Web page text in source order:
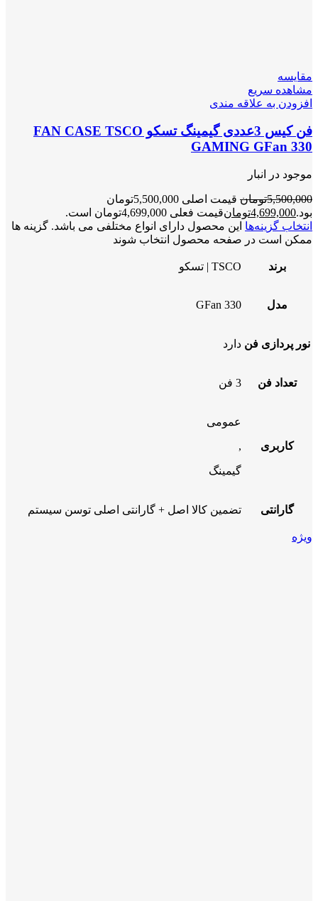
مقایسه
مشاهده سریع
افزودن به علاقه مندی
فن کیس 3عددی گیمینگ تسکو FAN CASE TSCO
GAMING GFan 330
موجود در انبار
5,500,000تومان
قیمت اصلی 5,500,000تومان
بود.4,699,000تومانقیمت فعلی 4,699,000تومان است.
انتخاب گزینه‌ها این محصول دارای انواع مختلفی می باشد. گزینه ها
ممکن است در صفحه محصول انتخاب شوند
برند TSCO | تسکو
مدل GFan 330
نور پردازی فن دارد
تعداد فن 3 فن
کاربری
عمومی
,
گیمینگ
گارانتی تضمین کالا اصل + گارانتی اصلی توسن سیستم
ویژه